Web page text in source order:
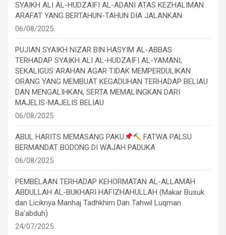
SYAIKH ALI AL-HUDZAIFI AL-ADANI ATAS KEZHALIMAN
ARAFAT YANG BERTAHUN-TAHUN DIA JALANKAN
06/08/2025
PUJIAN SYAIKH NIZAR BIN HASYIM AL-ABBAS
TERHADAP SYAIKH ALI AL-HUDZAIFI AL-YAMANI,
SEKALIGUS ARAHAN AGAR TIDAK MEMPERDULIKAN
ORANG YANG MEMBUAT KEGADUHAN TERHADAP BELIAU
DAN MENGALIHKAN, SERTA MEMALINGKAN DARI
MAJELIS-MAJELIS BELIAU
06/08/2025
ABUL HARITS MEMASANG PAKU
FATWA PALSU
BERMANDAT BODONG DI WAJAH PADUKA
06/08/2025
PEMBELAAN TERHADAP KEHORMATAN AL-ALLAMAH
ABDULLAH AL-BUKHARI HAFIZHAHULLAH (Makar Busuk
dan Liciknya Manhaj Tadhkhim Dan Tahwil Luqman
Ba’abduh)
24/07/2025